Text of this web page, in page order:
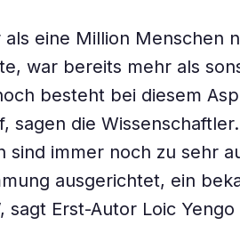
als eine Million Menschen
war bereits mehr als
besteht bei diesem
sagen die
sind immer noch zu sehr
ausgerichtet, ein
sagt Erst-Autor Loic